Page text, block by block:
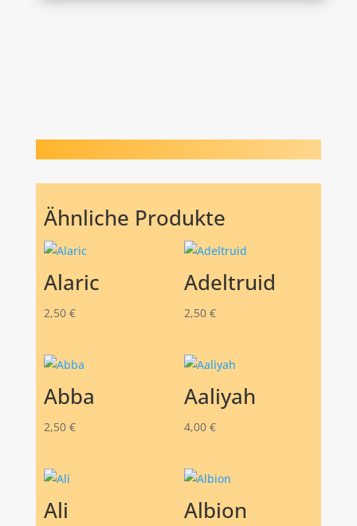
Ähnliche Produkte
Alaric
2,50 €
Adeltruid
2,50 €
Abba
2,50 €
Aaliyah
4,00 €
Ali Albion